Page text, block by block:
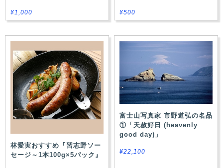
¥1,000 ¥500
林愛実おすすめ『習志野ソー
セージ～1本100g×5パック』
富士山写真家 市野道弘の名品
①「天赦好⽇ (heavenly
good day)」
¥22,100